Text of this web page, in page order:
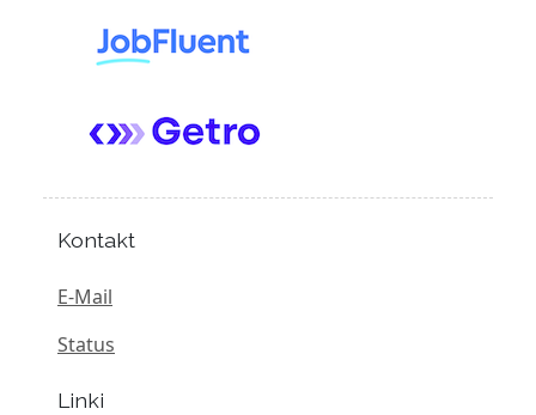
Kontakt
E-Mail
Status
Linki